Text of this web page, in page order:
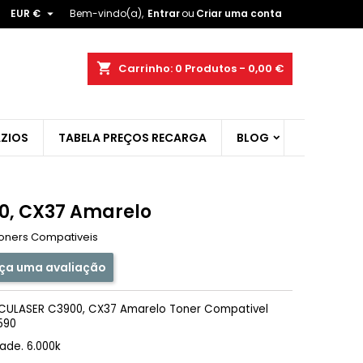
Bem-vindo(a), Entrarou Criar uma conta
EUR € 
shopping_cart Carrinho: 0 Produtos - 0,00 €
TABELA PREÇOS RECARGA BLOG
CX37 Amarelo
Compativeis
uma avaliação
C3900, CX37 Amarelo Toner Compativel
6.000k